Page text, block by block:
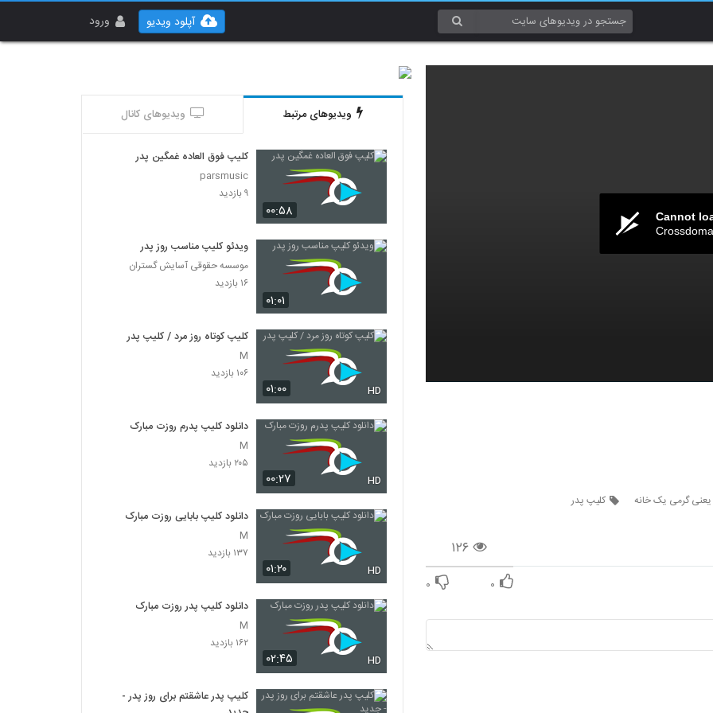
ورود آپلود ویدیو
Cannot
یعنی گرمی یک خانه کلیپ پدر
۱۲۶
۰ ۰
ویدیوهای مرتبط ویدیوهای کانال
۰۰:۵۸
کلیپ فوق العاده غمگین پدر
parsmusic
۹ بازدید
۰۱:۰۱
ویدئو کلیپ مناسب روز پدر
موسسه حقوقی آسایش گستران
۱۶ بازدید
۰۱:۰۰ HD
کلیپ کوتاه روز مرد / کلیپ پدر
M
۱۰۶ بازدید
۰۰:۲۷ HD
دانلود کلیپ پدرم روزت مبارک
M
۲۰۵ بازدید
۰۱:۲۰ HD
دانلود کلیپ بابایی روزت مبارک
M
۱۳۷ بازدید
۰۲:۴۵ HD
دانلود کلیپ پدر روزت مبارک
M
۱۶۲ بازدید
کلیپ پدر عاشقتم برای روز پدر -